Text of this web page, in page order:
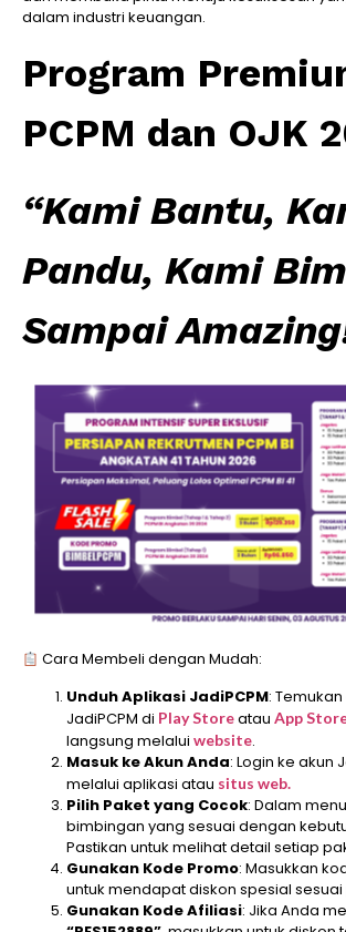
dalam industri keuangan.
Program
PCPM dan OJK
“Kami Bantu,
Pandu, Kami
Sampai
Cara Membeli dengan Mudah:
Unduh Aplikasi JadiPCPM:
JadiPCPM di Play Storeatau App
langsung melalui website.
Masuk ke Akun Anda: Login ke akun
melalui aplikasi atau situs web.
Pilih Paket yang Cocok: Dalam
bimbingan yang sesuai dengan
Pastikan untuk melihat detail setiap
Gunakan Kode Promo: Masukkan
untuk mendapat diskon spesial
Gunakan Kode Afiliasi: Jika Anda